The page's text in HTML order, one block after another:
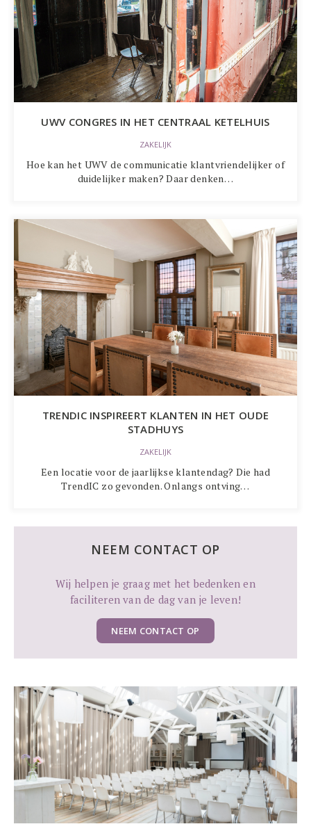
UWV CONGRES IN HET CENTRAAL KETELHUIS
ZAKELIJK
Hoe kan het UWV de communicatie klantvriendelijker of
duidelijker maken? Daar denken…
TRENDIC INSPIREERT KLANTEN IN HET OUDE
STADHUYS
ZAKELIJK
Een locatie voor de jaarlijkse klantendag? Die had
TrendIC zo gevonden. Onlangs ontving…
NEEM CONTACT OP
Wij helpen je graag met het bedenken en
faciliteren van de dag van je leven!
NEEM CONTACT OP